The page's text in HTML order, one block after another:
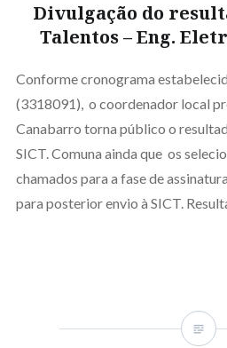
Divulgação do
Talentos – Eng.
Conforme cronograma
(3318091), o coordenador local
Canabarro torna público o
SICT. Comuna ainda que os
chamados para a fase de
para posterior envio à SICT.